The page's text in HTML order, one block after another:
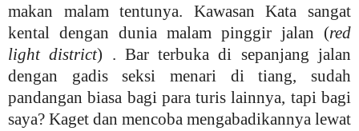
makan malam tentunya. Kawasan Kata sangat
kental dengan dunia malam pinggir jalan (red
light district) . Bar terbuka di sepanjang jalan
dengan gadis seksi menari di tiang, sudah
pandangan biasa bagi para turis lainnya, tapi bagi
saya? Kaget dan mencoba mengabadikannya lewat